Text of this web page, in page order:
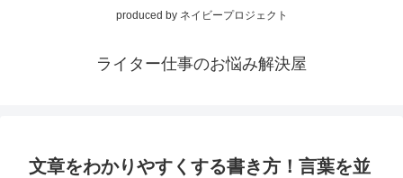
produced by ネイビープロジェクト
ライター仕事のお悩み解決屋
文章をわかりやすくする書き方！言葉を並